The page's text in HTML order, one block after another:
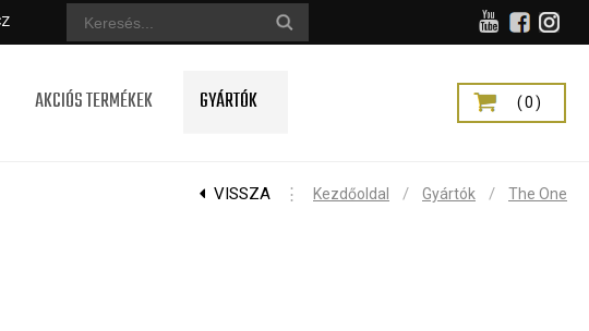
AKCIÓS TERMÉKEK GYÁRTÓK (0)
VISSZA ⋮ Kezdőoldal / Gyártók / The One